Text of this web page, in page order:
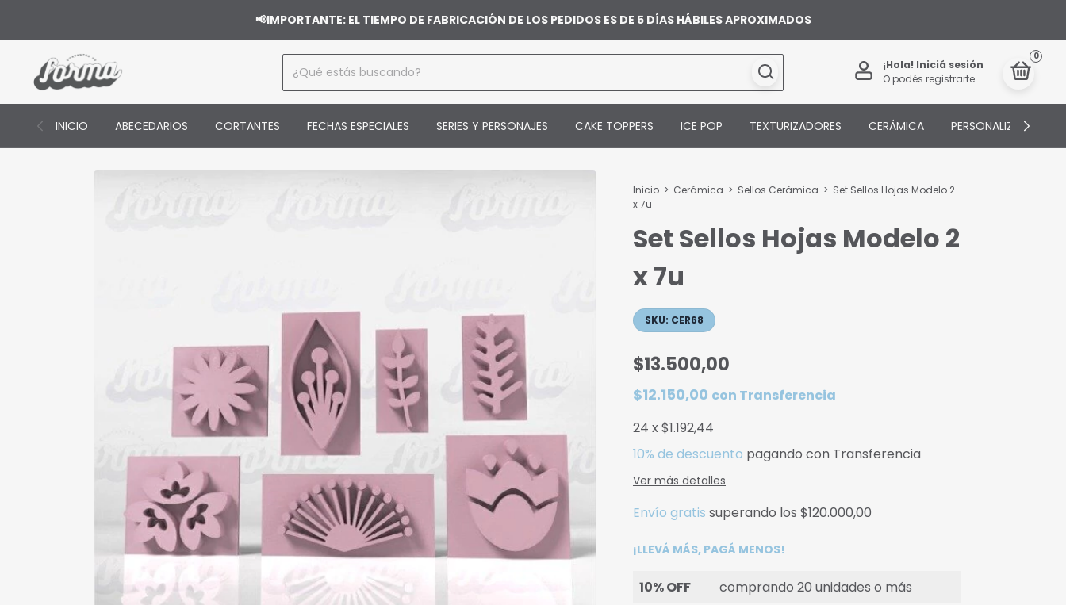
📢IMPORTANTE: EL TIEMPO DE FABRICACIÓN DE LOS PEDIDOS ES DE 5 DÍAS HÁBILES APROXIMADOS
¡Hola! Iniciá sesión
O podés registrarte
0
INICIO ABECEDARIOS CORTANTES FECHAS ESPECIALES SERIES Y PERSONAJES CAKE TOPPERS ICE POP TEXTURIZADORES CERÁMICA PERSONALIZADOS
Inicio > Cerámica > Sellos Cerámica > Set Sellos Hojas Modelo 2
x 7u
Set Sellos Hojas Modelo 2
x 7u
SKU: CER68
$13.500,00
$12.150,00 con Transferencia
24 x$1.192,44
10% de descuento pagando con Transferencia
Ver más detalles
Envío gratis superando los $120.000,00
¡LLEVÁ MÁS, PAGÁ MENOS!
10% OFF
comprando 20 unidades o más